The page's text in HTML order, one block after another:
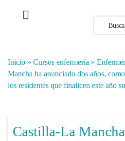
Inicio » Cursos enfermería »
Mancha ha anunciado dos años,
los residentes que finalicen este año
Castilla-La